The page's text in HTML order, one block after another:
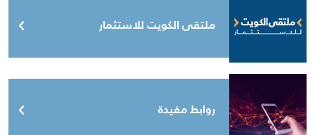
ملتقى الكويت للاستثمار
روابط مفيدة